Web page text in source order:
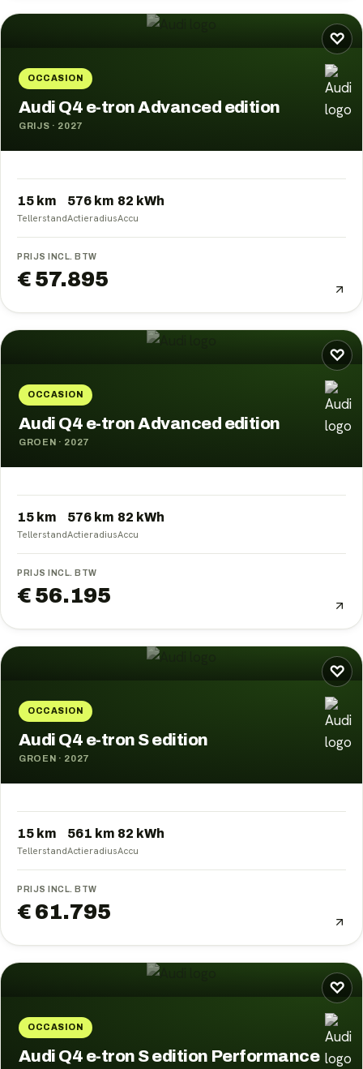
♡
OCCASION
Audi Q4 e-tron Advanced edition
GRIJS · 2027
15 km
Tellerstand
576 km
Actieradius
82 kWh
Accu
PRIJS INCL. BTW
€ 57.895
♡
OCCASION
Audi Q4 e-tron Advanced edition
GROEN · 2027
15 km
Tellerstand
576 km
Actieradius
82 kWh
Accu
PRIJS INCL. BTW
€ 56.195
♡
OCCASION
Audi Q4 e-tron S edition
GROEN · 2027
15 km
Tellerstand
561 km
Actieradius
82 kWh
Accu
PRIJS INCL. BTW
€ 61.795
♡
OCCASION
Audi Q4 e-tron S edition Performance